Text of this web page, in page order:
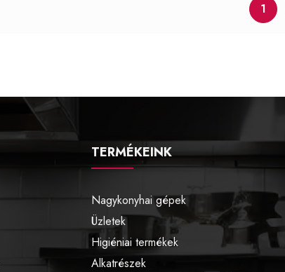
1
TERMÉKEINK
Nagykonyhai gépek
Üzletek
Higiéniai termékek
Alkatrészek